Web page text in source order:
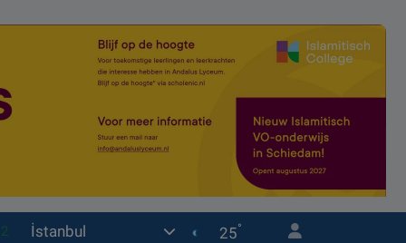
İstanbul 25°